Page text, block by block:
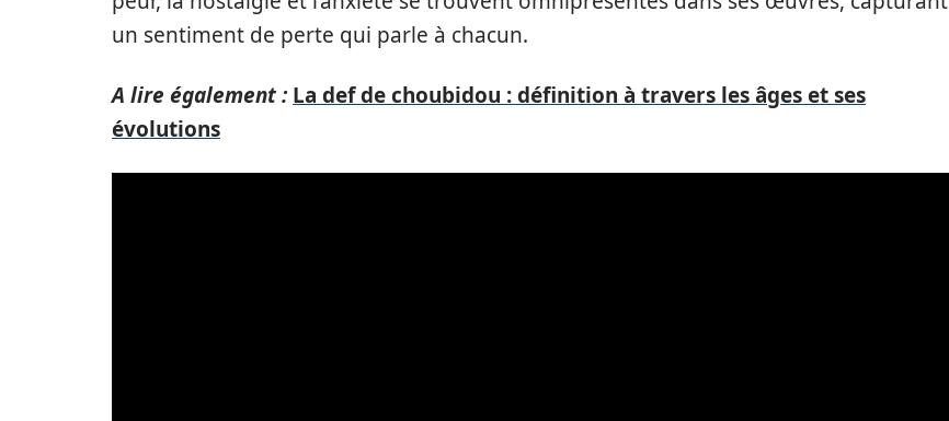
un sentiment de perte qui parle à chacun.
A lire également : La def de choubidou : définition à travers les âges et ses
évolutions